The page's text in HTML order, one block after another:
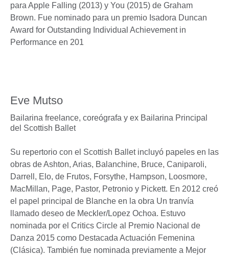
para Apple Falling (2013) y You (2015) de Graham
Brown. Fue nominado para un premio Isadora Duncan
Award ​for Outstanding Individual Achievement in
Performance en 201
Eve Mutso
Bailarina freelance, coreógrafa y ex Bailarina Principal
del Scottish Ballet
Su repertorio con el Scottish Ballet incluyó papeles en las
obras de Ashton, Arias, Balanchine, Bruce, Caniparoli,
Darrell, Elo, de Frutos, Forsythe, Hampson, Loosmore,
MacMillan, Page, Pastor, Petronio y Pickett. En 2012 creó
el papel principal de Blanche en la obra Un tranvía
llamado deseo de Meckler/Lopez Ochoa. Estuvo
nominada por el Critics Circle al Premio Nacional de
Danza 2015 como Destacada Actuación Femenina
(Clásica). También fue nominada previamente a Mejor